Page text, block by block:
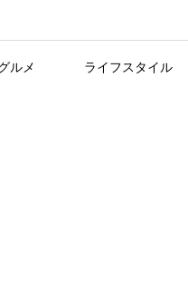
ルメ ライフスタイル